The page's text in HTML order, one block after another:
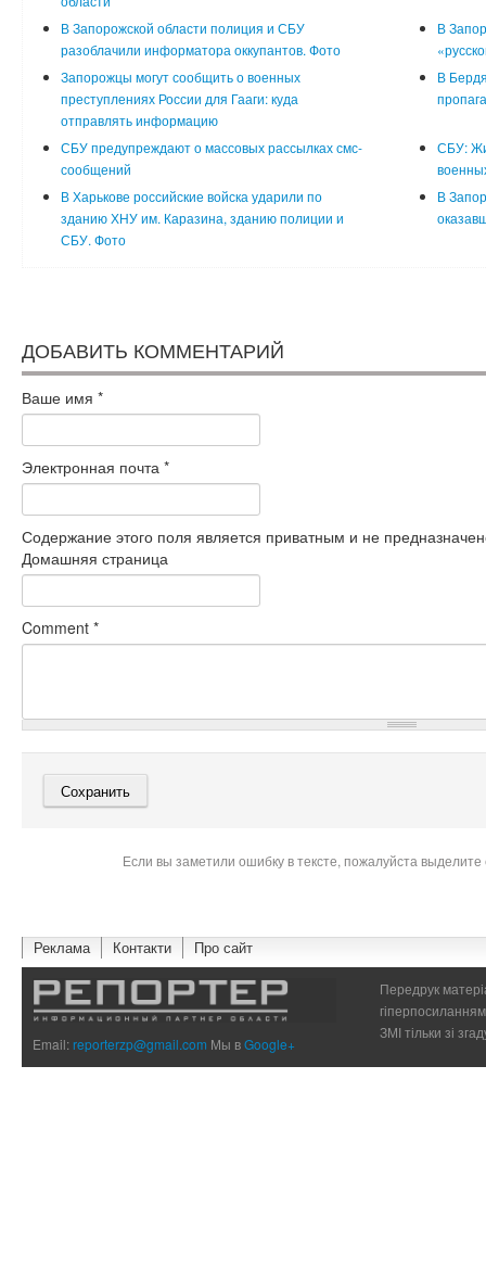
В Запорожской области полиция и СБУ
разоблачили информатора оккупантов. Фото
В
Запорожцы могут сообщить о военных
преступлениях России для Гааги: куда
отправлять информацию
В
СБУ предупреждают о массовых рассылках смс-
сообщений
СБУ:
В Харькове российские войска ударили по
зданию ХНУ им. Каразина, зданию полиции и
СБУ. Фото
В
ДОБАВИТЬ КОММЕНТАРИЙ
Ваше имя *
Электронная почта *
Содержание этого поля является приватным и не
Домашняя страница
Comment *
Если вы заметили ошибку в тексте, пожалуйста
Реклама Контакти Про сайт
Email:reporterzp@gmail.com Мы вGoogle+
Передрук
ЗМІ тільки зі